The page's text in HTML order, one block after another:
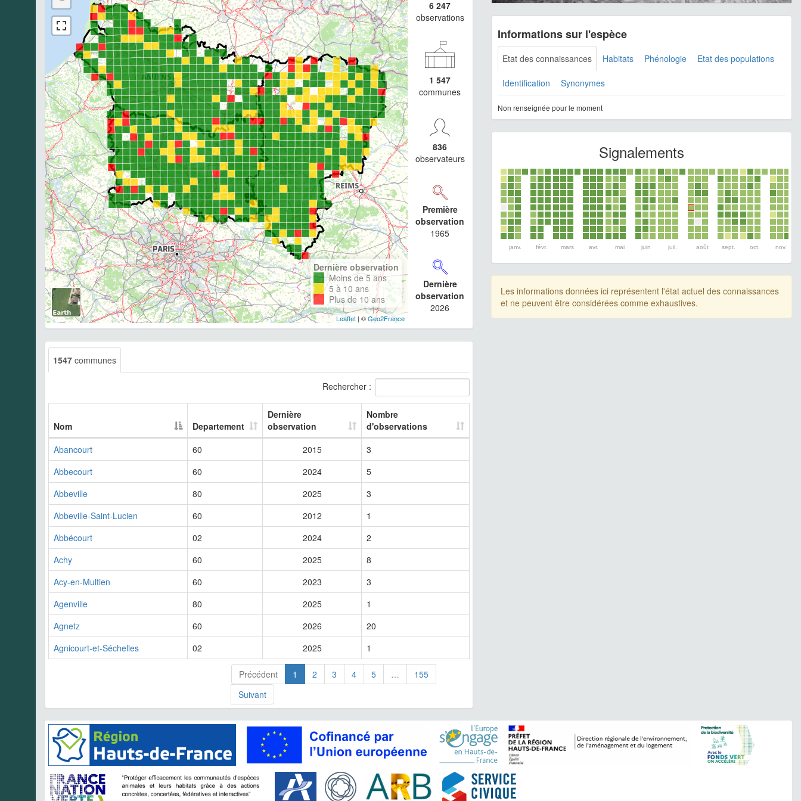
Dernière observation
Moins de 5 ans
5 à 10 ans
Plus de 10 ans
Leaflet| ©Geo2France
6 247
observations
1 547
communes
836
observateurs
Première
observation
1965
Dernière
observation
2026
1547 communes
Rechercher :
Nom Departement
Dernière
observation
Nombre
d'observations
Abancourt
60 2015
3
Abbecourt
60 2024
5
Abbeville
80 2025
3
Abbeville-Saint-Lucien
60 2012
1
Abbécourt
02 2024
2
Achy
60 2025
8
Acy-en-Multien
60 2023
3
Agenville
80 2025
1
Agnetz
60 2026
20
Agnicourt-et-Séchelles
02 2025 1
Précédent 1 2 3 4 5 …
155
Suivant
Informations sur l'espèce
Etat des connaissances Habitats Phénologie Etat des populations
Identification Synonymes
Non renseignée pour le moment
Signalements
janv. févr. mars avr. mai juin juil. août sept. oct. nov.
Les informations données ici représentent l'état actuel des connaissances
et ne peuvent être considérées comme exhaustives.